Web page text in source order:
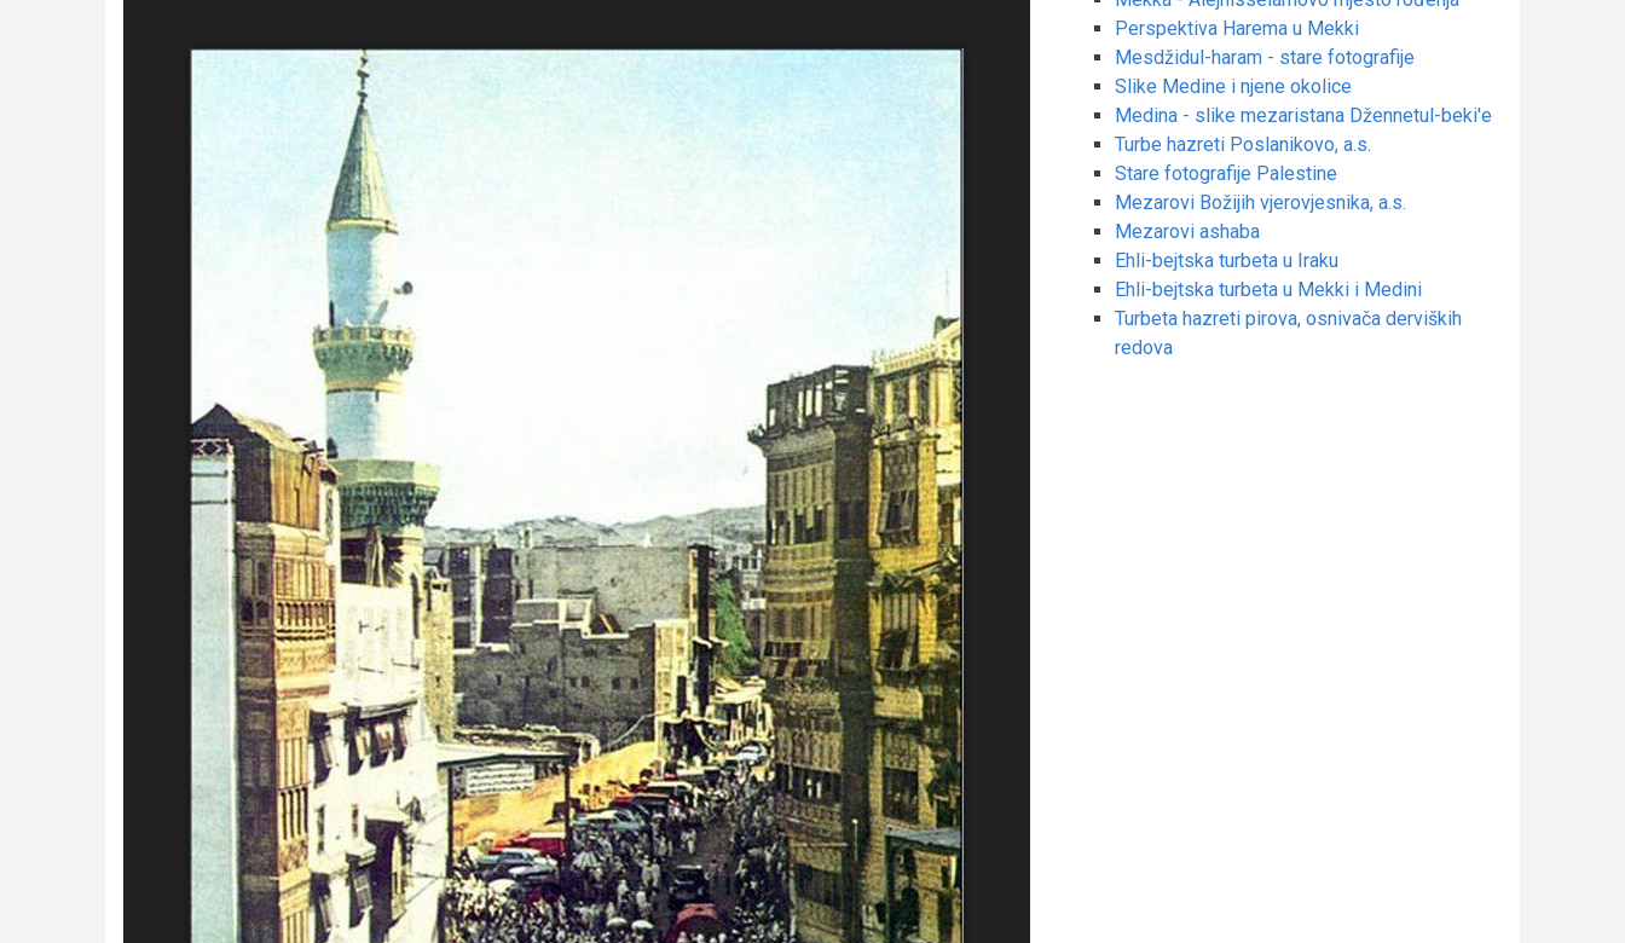
Perspektiva Harema u Mekki
Mesdžidul-haram - stare fotografije
Slike Medine i njene okolice
Medina - slike mezaristana Džennetul-beki'e
Turbe hazreti Poslanikovo, a.s.
Stare fotografije Palestine
Mezarovi Božijih vjerovjesnika, a.s.
Mezarovi ashaba
Ehli-bejtska turbeta u Iraku
Ehli-bejtska turbeta u Mekki i Medini
Turbeta hazreti pirova, osnivača derviških
redova